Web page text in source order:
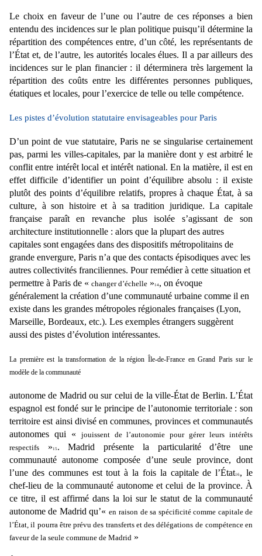
Le choix en faveur de l’une ou l’autre de ces réponses a bien
entendu des incidences sur le plan politique puisqu’il détermine la
répartition des compétences entre, d’un côté, les représentants de
l’État et, de l’autre, les autorités locales élues. Il a par ailleurs des
incidences sur le plan financier : il déterminera très largement la
répartition des coûts entre les différentes personnes publiques,
étatiques et locales, pour l’exercice de telle ou telle compétence.
Les pistes d’évolution statutaire envisageables pour Paris
D’un point de vue statutaire, Paris ne se singularise certainement
pas, parmi les villes-capitales, par la manière dont y est arbitré le
conflit entre intérêt local et intérêt national. En la matière, il est en
effet difficile d’identifier un point d’équilibre absolu : il existe
plutôt des points d’équilibre relatifs, propres à chaque État, à sa
culture, à son histoire et à sa tradition juridique. La capitale
française paraît en
revanche plus isolée s’agissant de son
architecture institutionnelle : alors que la plupart des autres
capitales sont engagées dans des dispositifs métropolitains de
grande envergure, Paris n’a que des contacts épisodiques avec les
autres collectivités franciliennes. Pour remédier à cette situation et
permettre à Paris de « changer d’échelle » 14, on évoque
généralement la création d’une communauté urbaine comme il en
existe dans les grandes métropoles régionales françaises (Lyon,
Marseille, Bordeaux, etc.). Les exemples étrangers suggèrent
aussi des pistes d’évolution intéressantes.
La première est la transformation de la région Île-de-France en Grand Paris sur le
modèle de la communauté
autonome de Madrid ou sur celui de la ville-État de Berlin. L’État
espagnol est fondé sur le principe de l’autonomie territoriale : son
territoire est ainsi divisé en communes, provinces et communautés
autonomes qui « jouissent de l’autonomie pour gérer leurs intérêts
respectifs » 15. Madrid présente la
particularité d’être une
communauté autonome composée d’une seule province, dont
l’une des communes est tout à la fois la capitale de l’État16, le
chef-lieu de la communauté autonome et celui de la province. À
ce titre, il est affirmé dans la loi sur le statut de la communauté
autonome de Madrid qu’« en raison de sa spécificité comme capitale de
l’État, il pourra être prévu des transferts et des délégations de compétence en
faveur de la seule commune de Madrid »